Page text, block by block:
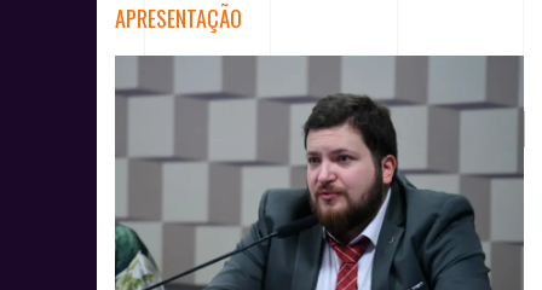
g
a
ç
ã
d
APRESENTAÇÃO